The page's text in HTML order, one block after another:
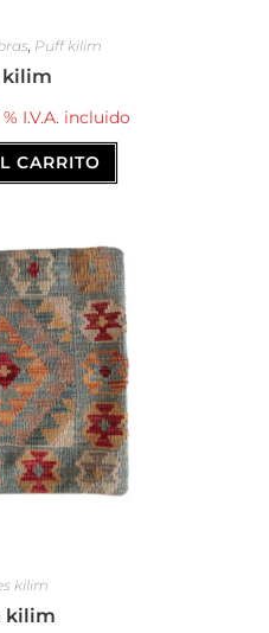
Puff kilim
kilim
% I.V.A. incluido
CARRITO
kilim
kilim